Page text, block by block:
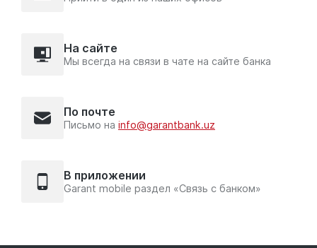
На сайте
Мы всегда на связи в чате на сайте банка
По почте
Письмо на info@garantbank.uz
В приложении
Garant mobile раздел «Связь с банком»